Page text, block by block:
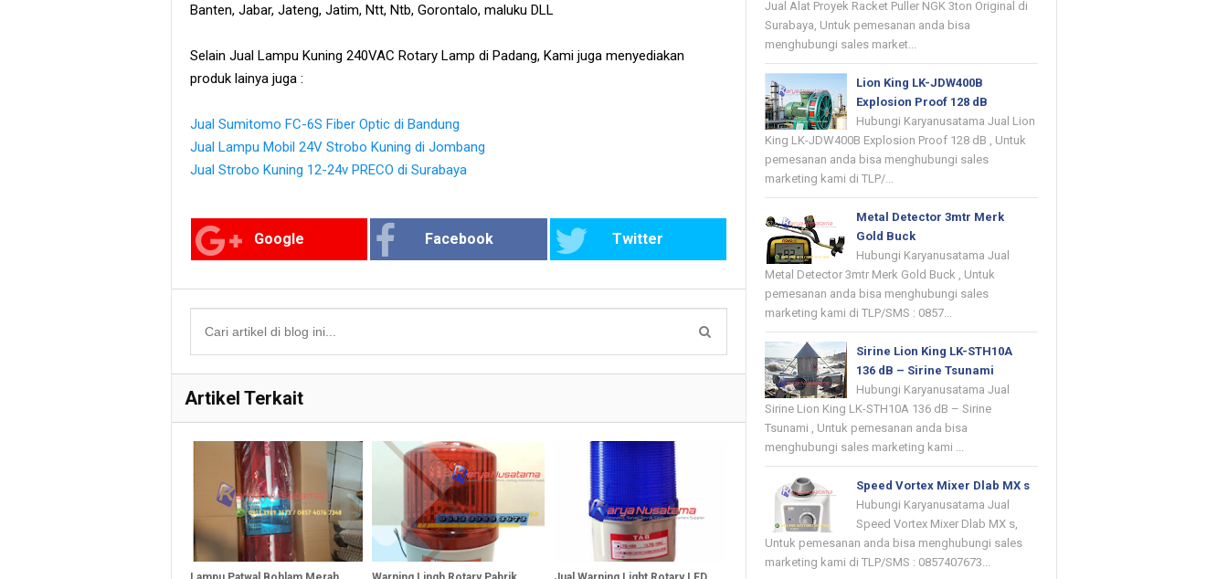
Banten, Jabar, Jateng, Jatim, Ntt, Ntb, Gorontalo, maluku DLL
Selain Jual Lampu Kuning 240VAC Rotary Lamp di Padang, Kami juga menyediakan
produk lainya juga :
Jual Sumitomo FC-6S Fiber Optic di Bandung
Jual Lampu Mobil 24V Strobo Kuning di Jombang
Jual Strobo Kuning 12-24v PRECO di Surabaya
Google Facebook Twitter
Artikel Terkait
Jual Alat Proyek Racket Puller NGK 3ton Original di
Surabaya, Untuk pemesanan anda bisa
menghubungi sales market...
Lion King LK-JDW400B
Explosion Proof 128 dB
Hubungi Karyanusatama Jual Lion
King LK-JDW400B Explosion Proof 128 dB , Untuk
pemesanan anda bisa menghubungi sales
marketing kami di TLP/...
Metal Detector 3mtr Merk
Gold Buck
Hubungi Karyanusatama Jual
Metal Detector 3mtr Merk Gold Buck , Untuk
pemesanan anda bisa menghubungi sales
marketing kami di TLP/SMS : 0857...
Sirine Lion King LK-STH10A
136 dB – Sirine Tsunami
Hubungi Karyanusatama Jual
Sirine Lion King LK-STH10A 136 dB – Sirine
Tsunami , Untuk pemesanan anda bisa
menghubungi sales marketing kami ...
Speed Vortex Mixer Dlab MX s
Hubungi Karyanusatama Jual
Speed Vortex Mixer Dlab MX s,
Untuk pemesanan anda bisa menghubungi sales
marketing kami di TLP/SMS : 0857407673...